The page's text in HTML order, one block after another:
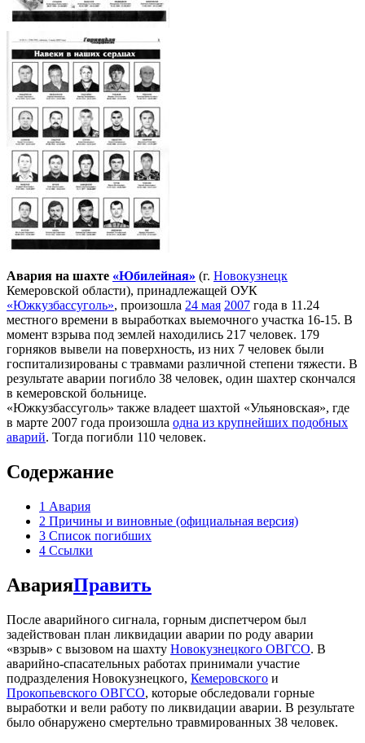
Авария на шахте «Юбилейная» (г. Новокузнецк
Кемеровской области), принадлежащей ОУК
«Южкузбассуголь», произошла 24 мая 2007 года в 11.24
местного времени в выработках выемочного участка 16-15. В
момент взрыва под землей находились 217 человек. 179
горняков вывели на поверхность, из них 7 человек были
госпитализированы c травмами различной степени тяжести. В
результате аварии погибло 38 человек, один шахтер скончался
в кемеровской больнице.
«Южкузбассуголь» также владеет шахтой «Ульяновская», где
в марте 2007 года произошла одна из крупнейших подобных
аварий. Тогда погибли 110 человек.
Содержание
1 Авария
2 Причины и виновные (официальная версия)
3 Список погибших
4 Ссылки
АварияПравить
После аварийного сигнала, горным диспетчером был
задействован план ликвидации аварии по роду аварии
«взрыв» с вызовом на шахту Новокузнецкого ОВГСО. В
аварийно-спасательных работах принимали участие
подразделения Новокузнецкого, Кемеровского и
Прокопьевского ОВГСО, которые обследовали горные
выработки и вели работу по ликвидации аварии. В результате
было обнаружено смертельно травмированных 38 человек.